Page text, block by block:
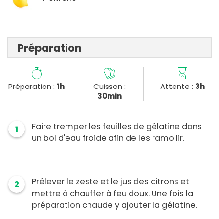
Préparation
Préparation :1h
Cuisson :
30min
Attente : 3h
1
Faire tremper les feuilles de gélatine dans
un bol d'eau froide afin de les ramollir.
2
Prélever le zeste et le jus des citrons et
mettre à chauffer à feu doux. Une fois la
préparation chaude y ajouter la gélatine.